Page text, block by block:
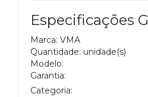
Especificações
Marca: VMA
Quantidade: unidade(s)
Modelo:
Garantia:
Categoria: